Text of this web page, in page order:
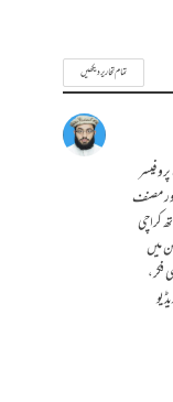
تمام تحاریر دیکھیں
مصنف
کراچی
میں
فکر،
2010 سے ریڈیو